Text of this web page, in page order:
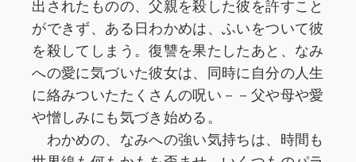
出されたものの、父親を殺した彼を許すこと
ができず、ある日わかめは、ふいをついて彼
を殺してしまう。復讐を果たしたあと、なみ
への愛に気づいた彼女は、同時に自分の人生
に絡みついたたくさんの呪い－－父や母や愛
や憎しみにも気づき始める。
わかめの、なみへの強い気持ちは、時間も